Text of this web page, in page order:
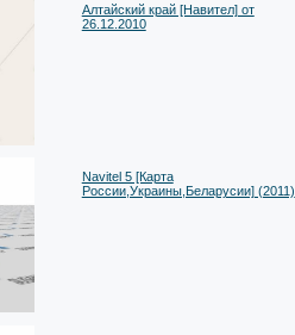
Алтайский край [Навител] от
26.12.2010
Navitel 5 [Карта
России,Украины,Беларусии] (2011)